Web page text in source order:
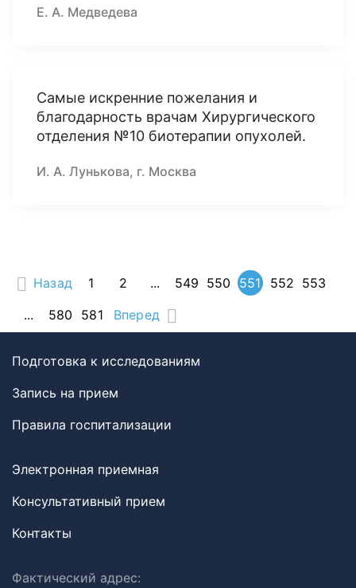
Е. А. Медведева
Самые искренние пожелания и
благодарность врачам Хирургического
отделения №10 биотерапии опухолей.
И. А. Лунькова, г. Москва
Назад 1 2 ... 549 550 551 552 553
...
580 581 Вперед
Подготовка к исследованиям
Запись на прием
Правила госпитализации
Электронная приемная
Консультативный прием
Контакты
Фактический адрес: